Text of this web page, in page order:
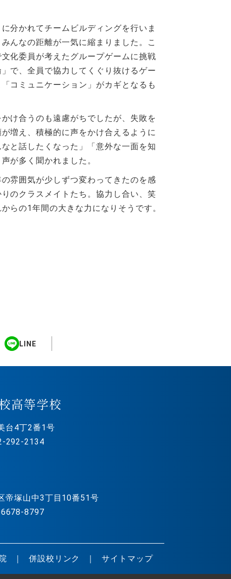
分かれてチームビルディングを行いま
んなの距離が一気に縮まりました。こ
化委員が考えたグループゲームに挑戦
で、全員で協力してくぐり抜けるゲー
コミュニケーション」がカギとなるも
け合うのも遠慮がちでしたが、失敗を
増え、積極的に声をかけ合えるように
と話したくなった」「意外な一面を知
が多く聞かれました。
雰囲気が少しずつ変わってきたのを感
のクラスメイトたち。協力し合い、笑
らの1年間の大きな力になりそうです。
LINE
高等学校
台4丁2番1号
292-2134
帝塚山中3丁目10番51号
8797
併設校リンク サイトマップ